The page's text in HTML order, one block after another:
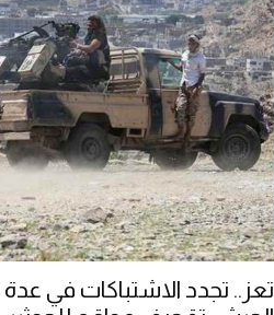
تعز.. تجدد الاشتباكات في